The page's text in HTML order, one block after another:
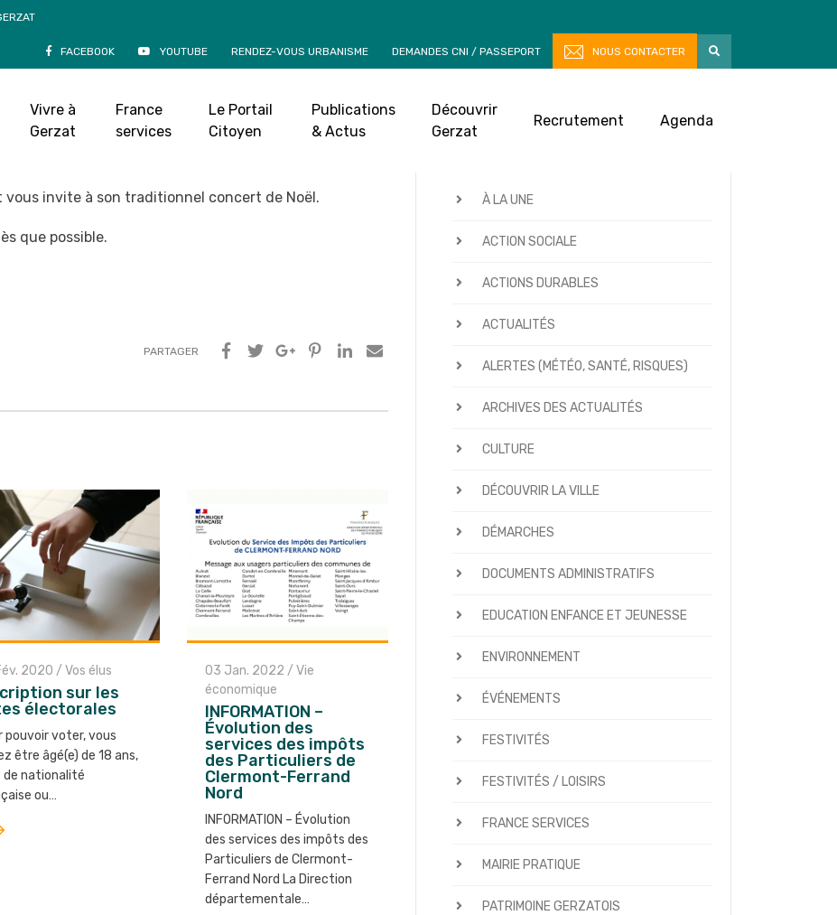
FACEBOOK YOUTUBE RENDEZ-VOUS URBANISME DEMANDES CNI / PASSEPORT NOUS CONTACTER
Vivre à
Gerzat
France
services
Le Portail
Citoyen
Publications
& Actus
Découvrir
Gerzat
Recrutement Agenda
Noël de l’EMM
2 septembre 2021 |
vous invite à son traditionnel concert de Noël.
que possible.
PARTAGER
2020 / Vos élus
sur les
électorales
pouvoir voter, vous
être âgé(e) de 18 ans,
de nationalité
ou…
03 Jan. 2022 / Vie
économique
INFORMATION –
Évolution des
services des impôts
des Particuliers de
Clermont-Ferrand
Nord
INFORMATION – Évolution
des services des impôts des
Particuliers de Clermont-
Ferrand Nord La Direction
départementale…
CATÉGORIES D’ACTUALITÉS
À LA UNE
ACTION SOCIALE
ACTIONS DURABLES
ACTUALITÉS
ALERTES (MÉTÉO, SANTÉ, RISQUES)
ARCHIVES DES ACTUALITÉS
CULTURE
DÉCOUVRIR LA VILLE
DÉMARCHES
DOCUMENTS ADMINISTRATIFS
EDUCATION ENFANCE ET JEUNESSE
ENVIRONNEMENT
ÉVÉNEMENTS
FESTIVITÉS
FESTIVITÉS / LOISIRS
FRANCE SERVICES
MAIRIE PRATIQUE
PATRIMOINE GERZATOIS